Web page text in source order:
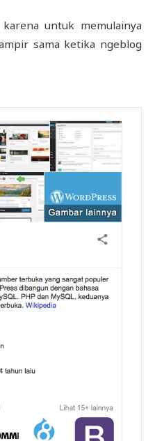
untuk memulainya
sama ketika ngeblog